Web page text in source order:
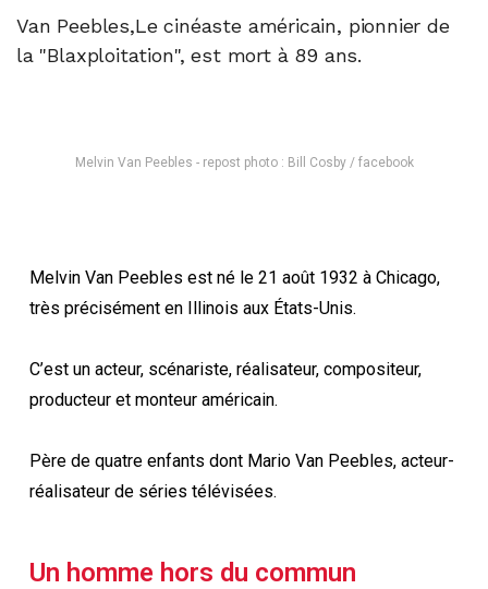
Van Peebles,Le cinéaste américain, pionnier de
la "Blaxploitation", est mort à 89 ans.
Melvin Van Peebles - repost photo : Bill Cosby / facebook
Melvin Van Peebles est né le 21 août 1932 à Chicago,
très précisément en Illinois aux États-Unis.
C’est un acteur, scénariste, réalisateur, compositeur,
producteur et monteur américain.
Père de quatre enfants dont Mario Van Peebles, acteur-
réalisateur de séries télévisées.
Un homme hors du commun